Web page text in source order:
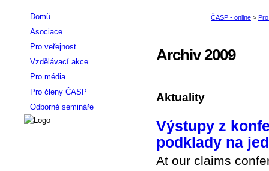
Archiv 2009
Aktuality
Výstupy z
podklady na
At our claims
Domů
Asociace
Pro veřejnost
Vzdělávací akce
Pro média
Pro členy ČASP
Odborné semináře